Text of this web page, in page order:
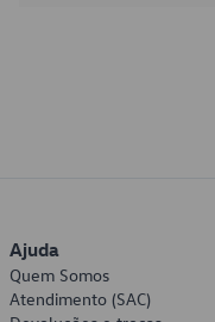
Ajuda
Quem Somos
Atendimento (SAC)